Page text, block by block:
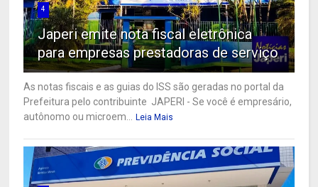
4
Japeri emite nota fiscal eletrônica
para empresas prestadoras de serviço
As notas fiscais e as guias do ISS são geradas no portal da
Prefeitura pelo contribuinte JAPERI - Se você é empresário,
autônomo ou microem...
Leia Mais